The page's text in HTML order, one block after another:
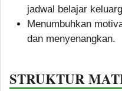
jadwal belajar
Menumbuhkan
dan menyenangkan.
STRUKTUR